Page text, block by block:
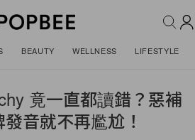
BEAUTY WELLNESS LIFESTYLE
竟一直都讀錯？惡補
音就不再尷尬！